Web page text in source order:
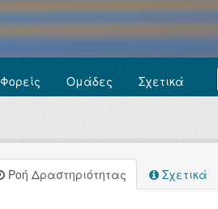
Φορείς Ομάδες Σχετικά
Ροή Δραστηριότητας Σχετικά